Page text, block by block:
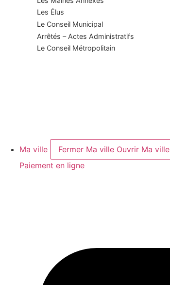
Les Élus
Le Conseil Municipal
Arrêtés – Actes Administratifs
Le Conseil Métropolitain
Ma ville Fermer Ma ville Ouvrir Ma ville
Paiement en ligne